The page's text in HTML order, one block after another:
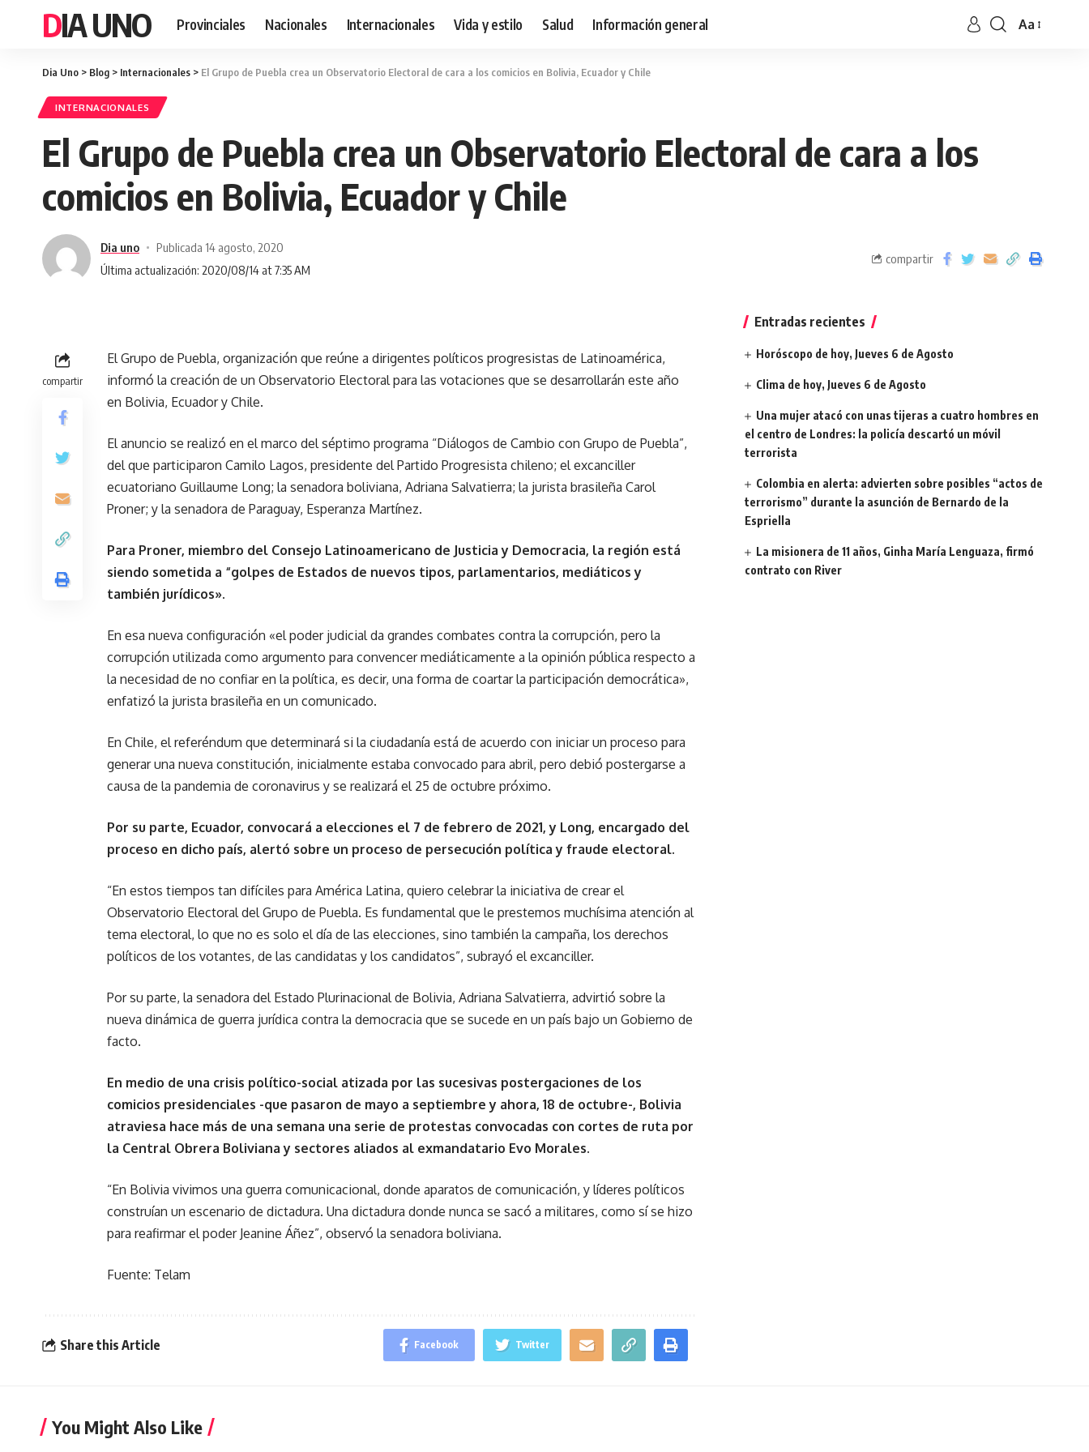
DIA UNO Provinciales Nacionales Internacionales Vida y estilo Salud Información general Aa
Dia Uno > Blog > Internacionales > El Grupo de Puebla crea un Observatorio Electoral de cara a los comicios en Bolivia, Ecuador y Chile
INTERNACIONALES
El Grupo de Puebla crea un Observatorio Electoral de cara a los
comicios en Bolivia, Ecuador y Chile
Última actualización: 2020/08/14 at 7:35 AM
Dia uno Publicada 14 agosto, 2020
compartir
compartir
El Grupo de Puebla, organización que reúne a dirigentes políticos progresistas de Latinoamérica,
informó la creación de un Observatorio Electoral para las votaciones que se desarrollarán este año
en Bolivia, Ecuador y Chile.
El anuncio se realizó en el marco del séptimo programa “Diálogos de Cambio con Grupo de Puebla”,
del que participaron Camilo Lagos, presidente del Partido Progresista chileno; el excanciller
ecuatoriano Guillaume Long; la senadora boliviana, Adriana Salvatierra; la jurista brasileña Carol
Proner; y la senadora de Paraguay, Esperanza Martínez.
Para Proner, miembro del Consejo Latinoamericano de Justicia y Democracia, la región está
siendo sometida a “golpes de Estados de nuevos tipos, parlamentarios, mediáticos y
también jurídicos».
En esa nueva configuración «el poder judicial da grandes combates contra la corrupción, pero la
corrupción utilizada como argumento para convencer mediáticamente a la opinión pública respecto a
la necesidad de no confiar en la política, es decir, una forma de coartar la participación democrática»,
enfatizó la jurista brasileña en un comunicado.
En Chile, el referéndum que determinará si la ciudadanía está de acuerdo con iniciar un proceso para
generar una nueva constitución, inicialmente estaba convocado para abril, pero debió postergarse a
causa de la pandemia de coronavirus y se realizará el 25 de octubre próximo.
Por su parte, Ecuador, convocará a elecciones el 7 de febrero de 2021, y Long, encargado del
proceso en dicho país, alertó sobre un proceso de persecución política y fraude electoral.
“En estos tiempos tan difíciles para América Latina, quiero celebrar la iniciativa de crear el
Observatorio Electoral del Grupo de Puebla. Es fundamental que le prestemos muchísima atención al
tema electoral, lo que no es solo el día de las elecciones, sino también la campaña, los derechos
políticos de los votantes, de las candidatas y los candidatos”, subrayó el excanciller.
Por su parte, la senadora del Estado Plurinacional de Bolivia, Adriana Salvatierra, advirtió sobre la
nueva dinámica de guerra jurídica contra la democracia que se sucede en un país bajo un Gobierno de
facto.
En medio de una crisis político-social atizada por las sucesivas postergaciones de los
comicios presidenciales -que pasaron de mayo a septiembre y ahora, 18 de octubre-, Bolivia
atraviesa hace más de una semana una serie de protestas convocadas con cortes de ruta por
la Central Obrera Boliviana y sectores aliados al exmandatario Evo Morales.
“En Bolivia vivimos una guerra comunicacional, donde aparatos de comunicación, y líderes políticos
construían un escenario de dictadura. Una dictadura donde nunca se sacó a militares, como sí se hizo
para reafirmar el poder Jeanine Áñez”, observó la senadora boliviana.
Fuente: Telam
Share this Article Facebook Twitter
Entradas recientes
Horóscopo de hoy, Jueves 6 de Agosto
Clima de hoy, Jueves 6 de Agosto
Una mujer atacó con unas tijeras a cuatro hombres en
el centro de Londres: la policía descartó un móvil
terrorista
Colombia en alerta: advierten sobre posibles “actos de
terrorismo” durante la asunción de Bernardo de la
Espriella
La misionera de 11 años, Ginha María Lenguaza, firmó
contrato con River
You Might Also Like